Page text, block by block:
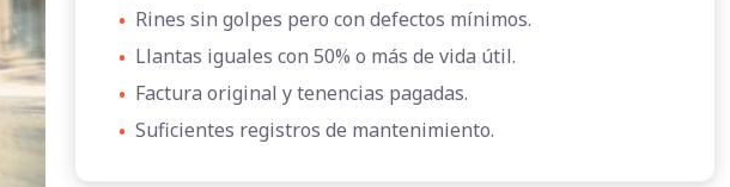
• Rines sin golpes pero con defectos mínimos.
• Llantas iguales con 50% o más de vida útil.
• Factura original y tenencias pagadas.
• Suficientes registros de mantenimiento.